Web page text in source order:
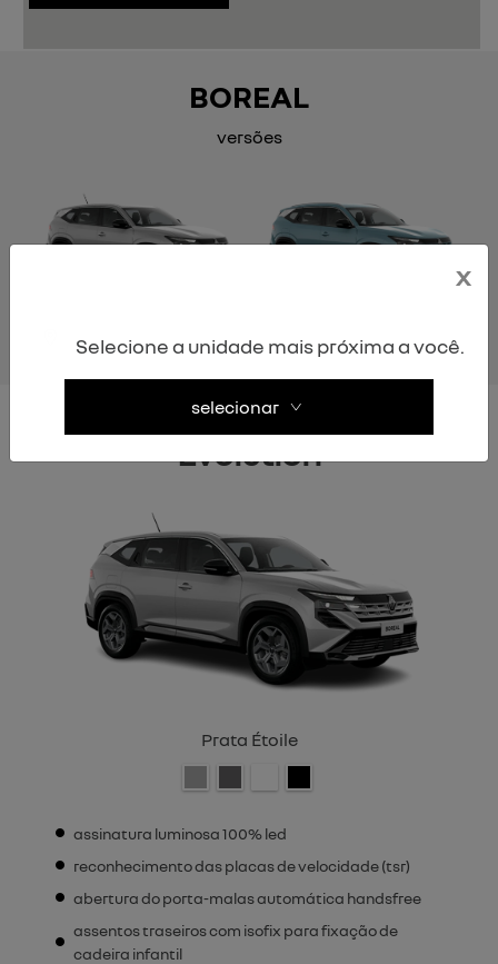
BOREAL
versões
Evolution
Prata Étoile
assinatura luminosa 100% led
reconhecimento das placas de velocidade (tsr)
abertura do porta-malas automática handsfree
assentos traseiros com isofix para fixação de
cadeira infantil
x
Selecione a unidade mais próxima a você.
selecionar